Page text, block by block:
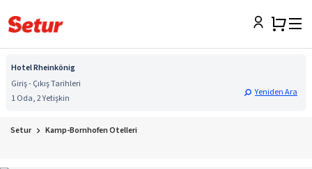
Hotel Rheinkönig
Giriş - Çıkış Tarihleri
1 Oda, 2 Yetişkin
Yeniden Ara
Setur Kamp-Bornhofen Otelleri